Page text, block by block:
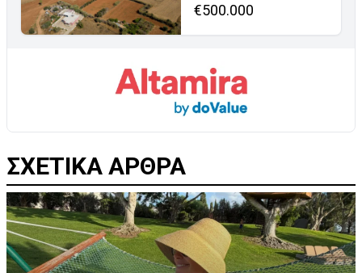
€500.000
ΣΧΕΤΙΚΑ ΑΡΘΡΑ